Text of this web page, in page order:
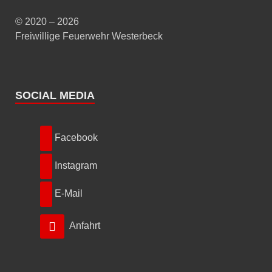
© 2020 – 2026
Freiwillige Feuerwehr Westerbeck
SOCIAL MEDIA
Facebook
Instagram
E-Mail
Anfahrt